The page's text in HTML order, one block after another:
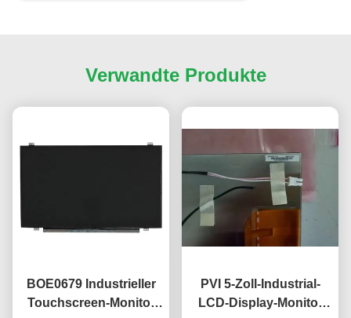
Verwandte Produkte
BOE0679 Industrieller
Touchscreen-Monitor
PVI 5-Zoll-Industrial-
LCD-Display-Monitor